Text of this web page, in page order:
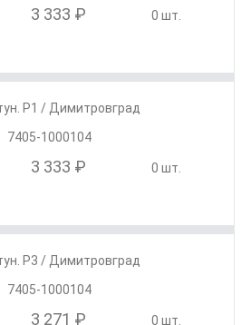
3 333 ₽ 0 шт.
Р1 / Димитровград
7405-1000104
3 333 ₽ 0 шт.
Р3 / Димитровград
7405-1000104
3 271 ₽ 0 шт.